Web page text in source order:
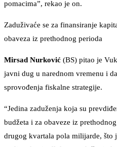
pomacima”, rekao je on.
Zaduživaće se za finansiranje
obaveza iz prethodnog perioda
Mirsad Nurković (BS) pitao je
javni dug u narednom vremenu i
sprovođenja fiskalne strategije.
“Jedina zaduženja koja su
budžeta i za obaveze iz
drugog kvartala pola milijarde, što